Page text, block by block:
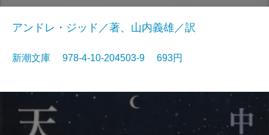
アンドレ・ジッド／著、山内義雄／訳
新潮文庫 978-4-10-204503-9 693円